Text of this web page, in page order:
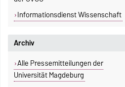
Informationsdienst Wissenschaft
Archiv
Alle Pressemitteilungen der
Universität Magdeburg